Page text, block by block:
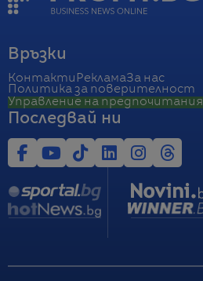
Връзки
Контакти РекламаЗа нас
Политика за поверителност
Управление на предпочитания
Последвай ни